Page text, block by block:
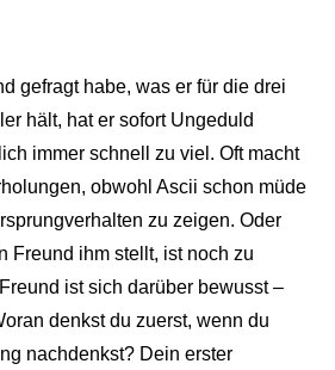
gefragt habe, was er für die drei
hält, hat er sofort Ungeduld
immer schnell zu viel. Oft macht
obwohl Ascii schon müde
zu zeigen. Oder
Freund ihm stellt, ist noch zu
ist sich darüber bewusst –
denkst du zuerst, wenn du
nachdenkst? Dein erster